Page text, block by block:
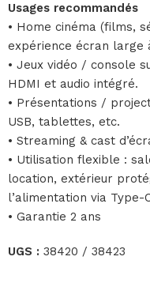
Usages recommandés
• Home cinéma (films,
expérience écran large
• Jeux vidéo / console
HDMI et audio intégré.
• Présentations /
USB, tablettes, etc.
• Streaming & cast
• Utilisation flexible :
location, extérieur
l’alimentation via Type-
• Garantie 2 ans
UGS : 38420 / 38423